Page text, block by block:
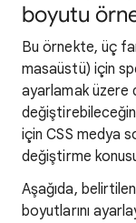
boyutu
Bu örnekte, üç
masaüstü) için
ayarlamak üzere
için CSS medya
değiştirme
Aşağıda,
boyutlarını